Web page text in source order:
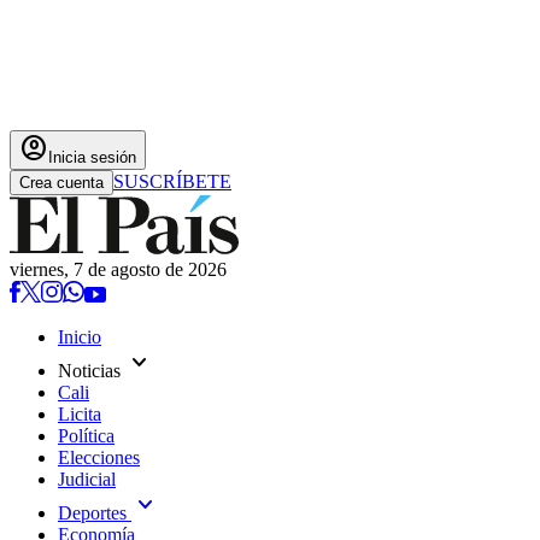
account_circle Inicia sesión
Crea cuenta SUSCRÍBETE
viernes, 7 de agosto de 2026
Inicio
Noticias expand_more
Cali
Licita
Política
Elecciones
Judicial
Deportes expand_more
Economía